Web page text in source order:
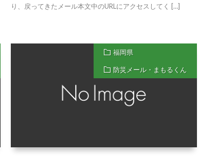
り、戻ってきたメール本文中のURLにアクセスしてく […]
福岡県
防災メール・まもるくん